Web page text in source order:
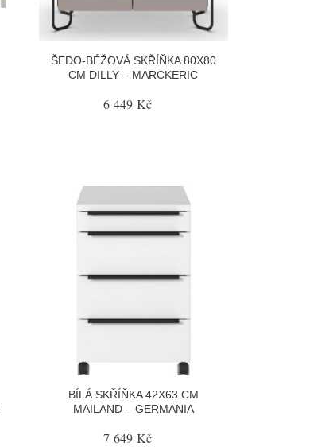
ŠEDO-BÉŽOVÁ SKŘÍŇKA 80X80
CM DILLY – MARCKERIC
6 449 Kč
BÍLÁ SKŘÍŇKA 42X63 CM
MAILAND – GERMANIA
7 649 Kč